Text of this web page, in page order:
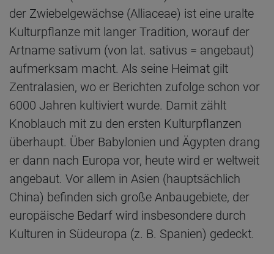
der Zwiebelgewächse (Alliaceae) ist eine uralte
Kulturpflanze mit langer Tradition, worauf der
Artname sativum (von lat. sativus = angebaut)
aufmerksam macht. Als seine Heimat gilt
Zentralasien, wo er Berichten zufolge schon vor
6000 Jahren kultiviert wurde. Damit zählt
Knoblauch mit zu den ersten Kulturpflanzen
überhaupt. Über Babylonien und Ägypten drang
er dann nach Europa vor, heute wird er weltweit
angebaut. Vor allem in Asien (hauptsächlich
China) befinden sich große Anbaugebiete, der
europäische Bedarf wird insbesondere durch
Kulturen in Südeuropa (z. B. Spanien) gedeckt.